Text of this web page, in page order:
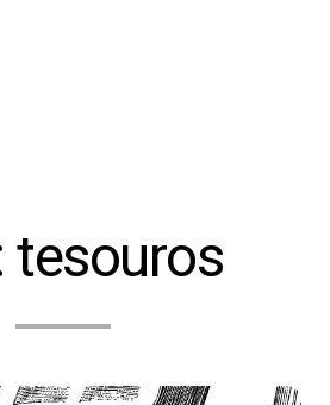
de ferramentas
tesouros